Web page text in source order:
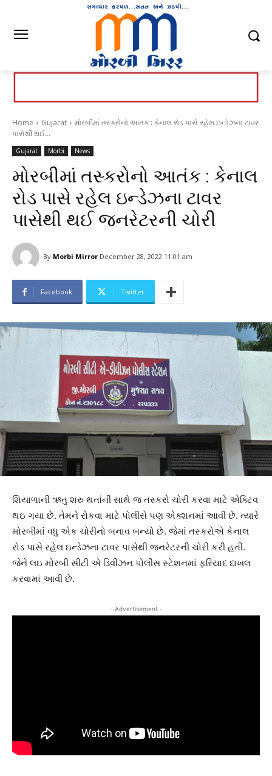
Home Gujarat
મોરબીમાં તસ્કરોનો આતંક : કેનાલ રોડ પાસે રહેલ ઇન્ડેઝના ટાવર
પાસેથી થઈ...
Gujarat Morbi News
મોરબીમાં તસ્કરોનો આતંક : કેનાલ
રોડ પાસે રહેલ ઇન્ડેઝના ટાવર
પાસેથી થઈ જનરેટરની ચોરી
By Morbi Mirror December 28, 2022 11:01 am
Facebook Twitter
શિયાળાની ઋતુ શરુ થતાંની સાથે જ તસ્કરો ચોરી કરવા માટે એક્ટિવ
થઇ ગયા છે. તેમને રોકવા માટે પોલીસે પણ એક્શનમાં આવી છે. ત્યારે
મોરબીમાં વધુ એક ચોરીનો બનાવ બન્યો છે. જેમાં તસ્કરોએ કેનાલ
રોડ પાસે રહેલ ઇન્ડેઝના ટાવર પાસેથી જનરેટરની ચોરી કરી હતી.
જેને લઇ મોરબી સીટી એ ડિવીઝન પોલીસ સ્ટેશનમાં ફરિયાદ દાખલ
કરવામાં આવી છે.
- Advertisement -